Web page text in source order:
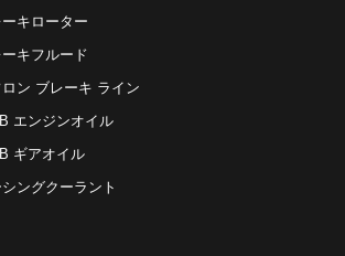
キローター
キフルード
ロン ブレーキ ライン
エンジンオイル
ギアオイル
シングクーラント